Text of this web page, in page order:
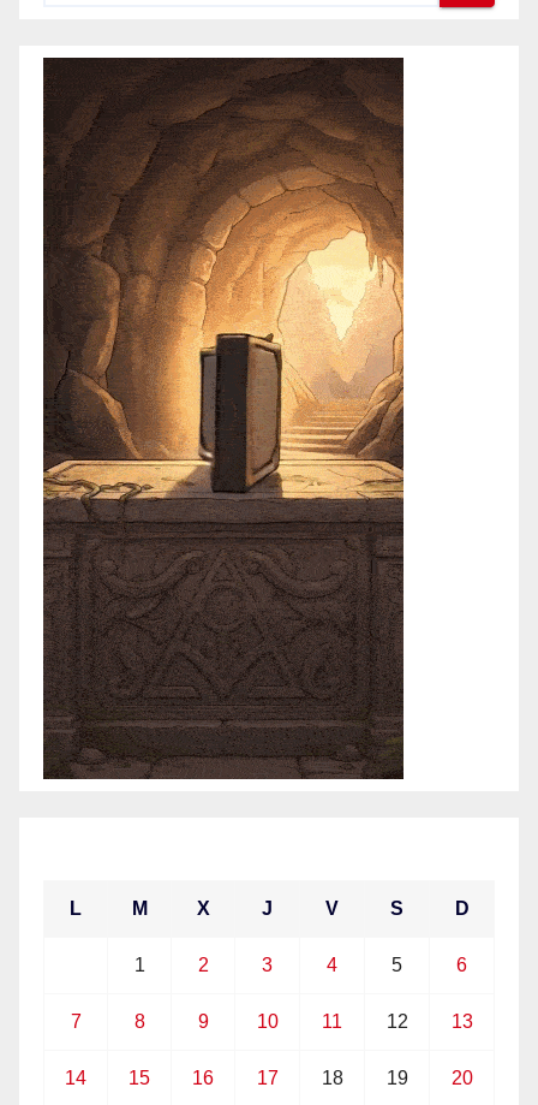
L M X J V S D
1 2 3 4 5 6
7 8 9 10 11 12 13
14 15 16 17 18 19 20